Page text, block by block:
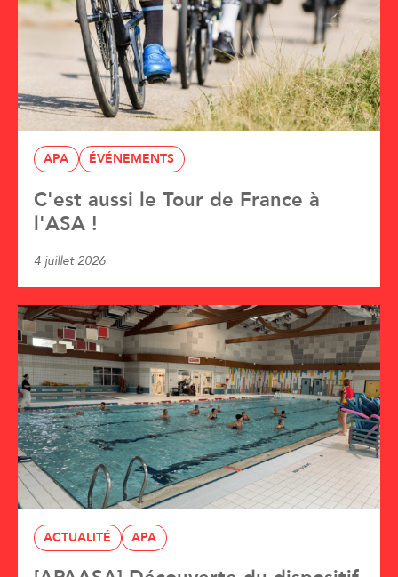
APA ÉVÉNEMENTS
C'est aussi le Tour de France à
l'ASA !
4 juillet 2026
ACTUALITÉ APA